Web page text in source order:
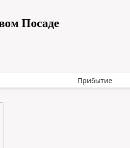
Посаде
Прибытие